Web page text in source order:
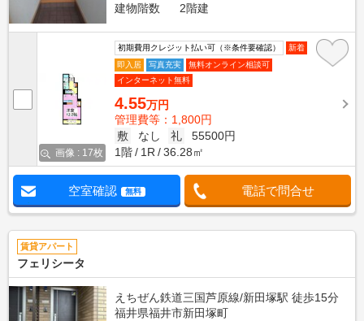
建物階数
2階建
画像 : 17枚
初期費用クレジット払い可（※条件要確認）
新着
即入居
写真充実
無料オンライン相談可
インターネット無料
4.55万円
管理費等：1,800円
敷
なし 礼
55500円
1階
1R 36.28㎡
空室確認 無料 電話で問合せ
賃貸アパート
フェリシータ
えちぜん鉄道三国芦原線/新田塚駅 徒歩15分
福井県福井市新田塚町